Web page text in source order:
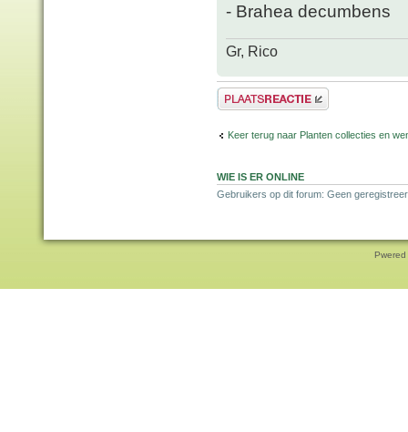
- Brahea decumbens
Gr, Rico
Plaats een reactie
Keer terug naar Planten collecties en
WIE IS ER ONLINE
Gebruikers op dit forum: Geen